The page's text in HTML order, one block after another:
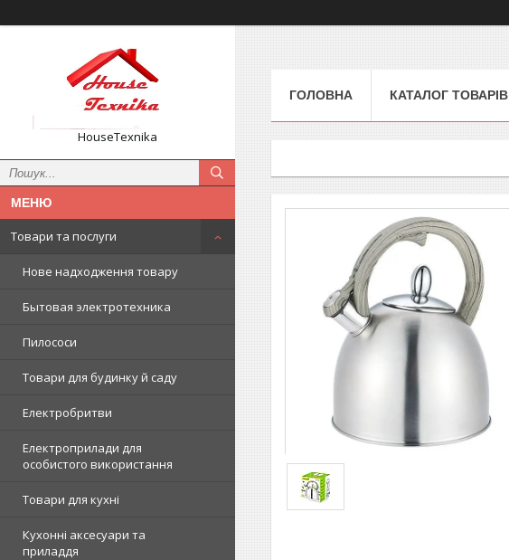
HouseTexnika
Товари та послуги
Нове надходження товару
Бытовая электротехника
Пилососи
Товари для будинку й саду
Електробритви
Електроприлади для
особистого використання
Товари для кухні
Кухонні аксесуари та
приладдя
ГОЛОВНА КАТАЛОГ ТОВАРІВ